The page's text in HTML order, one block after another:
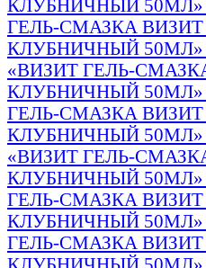
КЛУБНИЧНЫЙ 50МЛ»
ГЕЛЬ-СМАЗКА
КЛУБНИЧНЫЙ 50МЛ» в
«ВИЗИТ ГЕЛЬ-
КЛУБНИЧНЫЙ 50МЛ»
ГЕЛЬ-СМАЗКА
КЛУБНИЧНЫЙ 50МЛ» в
«ВИЗИТ ГЕЛЬ-
КЛУБНИЧНЫЙ 50МЛ»
ГЕЛЬ-СМАЗКА
КЛУБНИЧНЫЙ 50МЛ»
ГЕЛЬ-СМАЗКА
КЛУБНИЧНЫЙ 50МЛ»